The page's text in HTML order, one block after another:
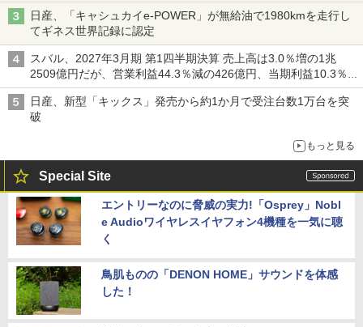
日産、「キャシュカイe-POWER」が無給油で1980kmを走行し
てギネス世界記録に認定
スバル、2027年3月期 第1四半期決算 売上高は3.0％増の1兆
2509億円だが、営業利益44.3％減の426億円、当期利益10.3％減
の492億円で増収減益
日産、新型「キックス」発売から約1か月で受注台数1万台を突
破
もっと見る
Special Site
エントリーなのに脅威の実力!「Osprey」Nobl
e Audioワイヤレスイヤフォン4機種を一気に聴
く
鳥肌ものの「DENON HOME」サウンドを体感
した！